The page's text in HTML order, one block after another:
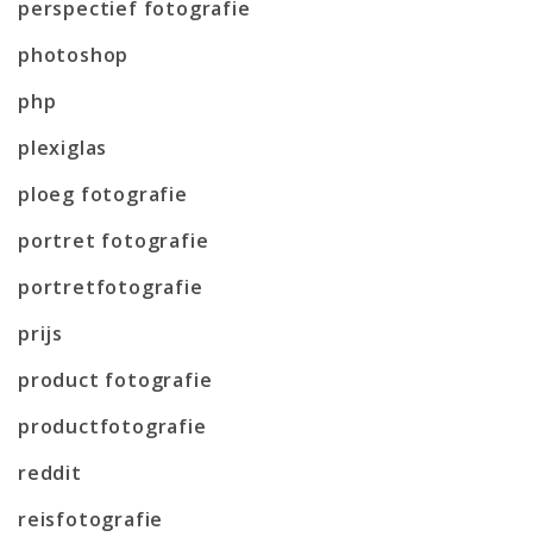
perspectief fotografie
photoshop
php
plexiglas
ploeg fotografie
portret fotografie
portretfotografie
prijs
product fotografie
productfotografie
reddit
reisfotografie